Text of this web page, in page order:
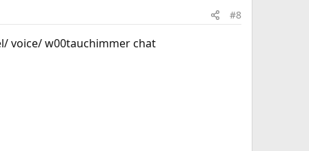
#8
voice/ w00tauchimmer chat